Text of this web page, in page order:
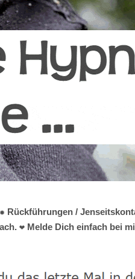
Rückführungen /
❤ Melde Dich einfach bei